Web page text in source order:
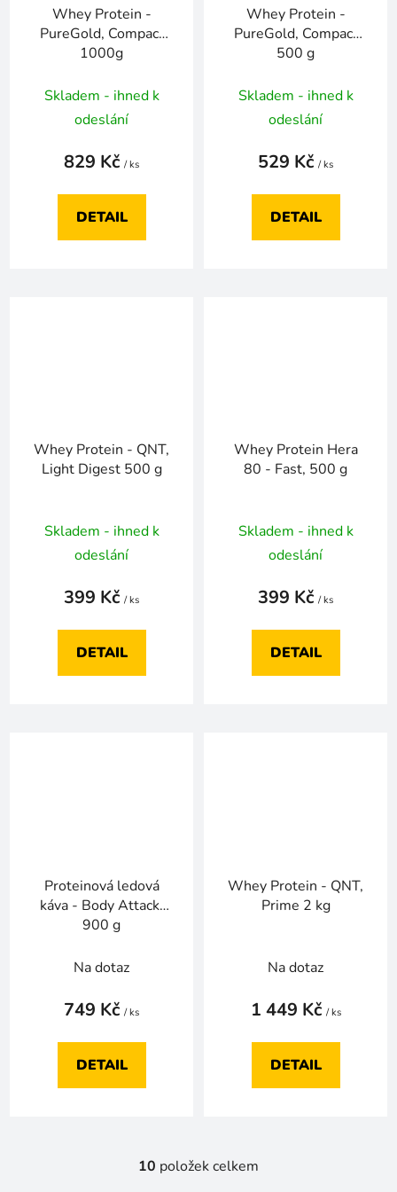
Whey Protein -
PureGold, Compact
1000g
Skladem - ihned k
odeslání
829 Kč / ks
DETAIL
Whey Protein -
PureGold, Compact
500 g
Skladem - ihned k
odeslání
529 Kč / ks
DETAIL
Whey Protein - QNT,
Light Digest 500 g
Skladem - ihned k
odeslání
399 Kč / ks
DETAIL
Whey Protein Hera
80 - Fast, 500 g
Skladem - ihned k
odeslání
399 Kč / ks
DETAIL
Proteinová ledová
káva - Body Attack,
900 g
Na dotaz
749 Kč / ks
DETAIL
Whey Protein - QNT,
Prime 2 kg
Na dotaz
1 449 Kč / ks
DETAIL
O
10 položek celkem